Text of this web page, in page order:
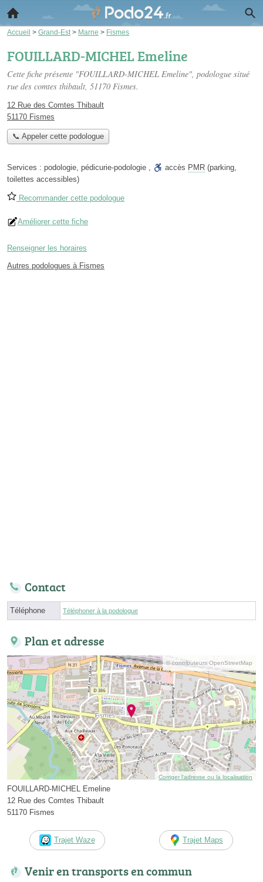
Accueil > Grand-Est > Marne > Fismes
FOUILLARD-MICHEL Emeline
Cette fiche présente "FOUILLARD-MICHEL Emeline", podologue situé
rue des comtes thibault, 51170 Fismes.
12 Rue des Comtes Thibault
51170 Fismes
📞 Appeler cette podologue
Services : podologie, pédicurie-podologie , accès PMR (parking,
toilettes accessibles)
Recommander cette podologue
Améliorer cette fiche
Renseigner les horaires
Autres podologues à Fismes
Contact
Téléphone Téléphoner à la podologue
Plan et adresse
© contributeurs OpenStreetMap
Corriger l’adresse ou la localisation
FOUILLARD-MICHEL Emeline
12 Rue des Comtes Thibault
51170 Fismes
Trajet Waze Trajet Maps
Venir en transports en commun